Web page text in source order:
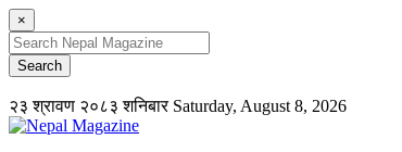
×
२३ श्रावण २०८३ शनिबारSaturday, August 8, 2026